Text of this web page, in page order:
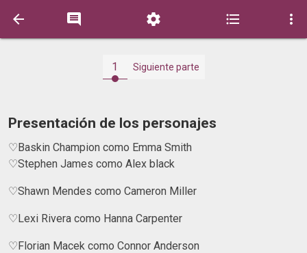
    
1 Siguiente parte
Presentación de los personajes
♡Baskin Champion como Emma Smith
♡Stephen James como Alex black
♡Shawn Mendes como Cameron Miller
♡Lexi Rivera como Hanna Carpenter
♡Florian Macek como Connor Anderson